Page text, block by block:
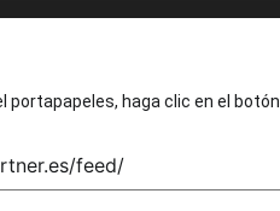
portapapeles, haga clic en el botón.